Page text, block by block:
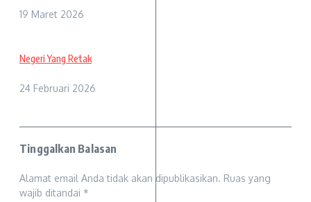
19 Maret 2026
Negeri Yang Retak
24 Februari 2026
Tinggalkan Balasan
Alamat email Anda tidak akan dipublikasikan. Ruas yang
wajib ditandai *